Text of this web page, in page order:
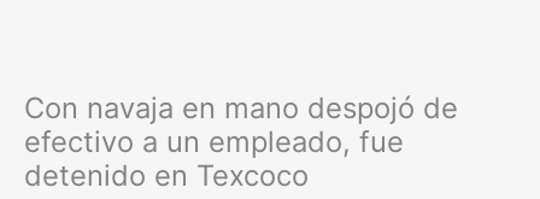
Con navaja en mano despojó de
efectivo a un empleado, fue
detenido en Texcoco